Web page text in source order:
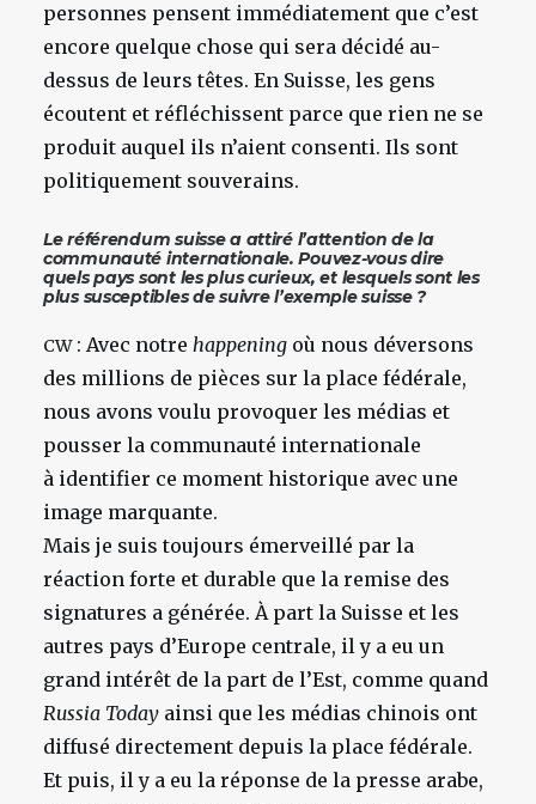
personnes pensent immédiatement que c’est
encore quelque chose qui sera décidé au-
dessus de leurs têtes. En Suisse, les gens
écoutent et réfléchissent parce que rien ne se
produit auquel ils n’aient consenti. Ils sont
politiquement souverains.
Le référendum suisse a attiré l’attention de la
communauté internationale. Pouvez-vous dire
quels pays sont les plus curieux, et lesquels sont les
plus susceptibles de suivre l’exemple suisse ?
CW: Avec notre happening où nous déversons
des millions de pièces sur la place fédérale,
nous avons voulu provoquer les médias et
pousser la communauté internationale
à identifier ce moment historique avec une
image marquante.
Mais je suis toujours émerveillé par la
réaction forte et durable que la remise des
signatures a générée. À part la Suisse et les
autres pays d’Europe centrale, il y a eu un
grand intérêt de la part de l’Est, comme quand
Russia Today ainsi que les médias chinois ont
diffusé directement depuis la place fédérale.
Et puis, il y a eu la réponse de la presse arabe,